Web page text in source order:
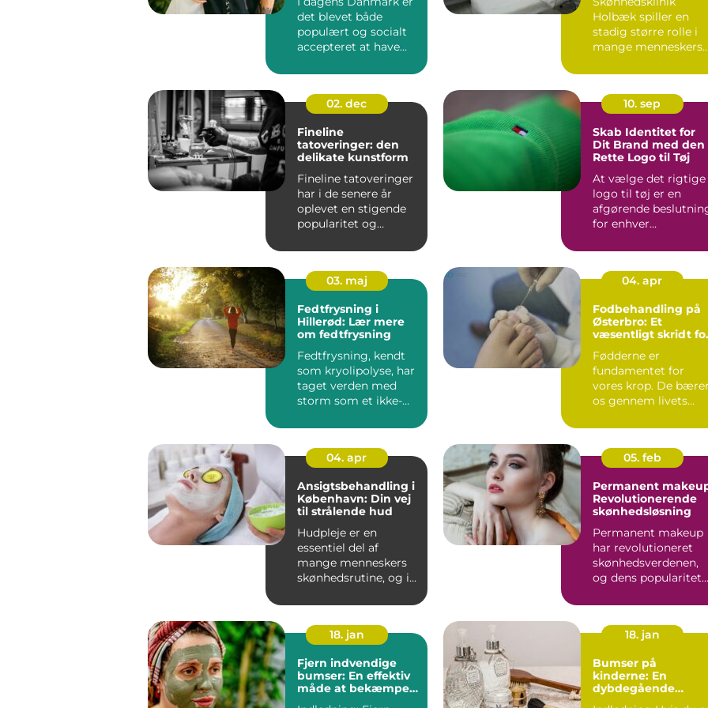
det blevet både
populært og socialt
accepteret at have
ger
Holbæk spiller en
stadig større rolle i
mange menneskers
02. dec
Fineline
tatoveringer: den
delikate kunstform
Fineline tatoveringer
har i de senere år
oplevet en stigende
popularitet og
10. sep
Skab Identitet for
Dit Brand med den
Rette Logo til Tøj
At vælge det rigtige
logo til tøj er en
afgørende
for enhver
03. maj
Fedtfrysning i
Hillerød: Lær mere
om fedtfrysning
Fedtfrysning, kendt
som kryolipolyse, har
taget verden med
storm som et ikke-
a...
04. apr
Fodbehandling på
Østerbro: Et
væsentligt skridt
Fødderne er
fundamentet for
vores krop. De
os gennem livets
og danse. All...
04. apr
Ansigtsbehandling i
København: Din vej
til strålende hud
Hudpleje er en
essentiel del af
mange menneskers
skønhedsrutine, og i
som Københav...
05. feb
Permanent
Revolutionerende
skønhedsløsning
Permanent makeup
har revolutioneret
skønhedsverdenen,
og dens popularitet
Det er...
18. jan
Fjern indvendige
bumser: En effektiv
måde at bekæmpe
18. jan
Bumser på
kinderne: En
dybdegående